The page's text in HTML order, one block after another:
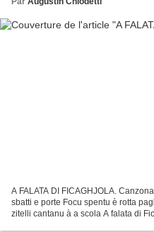
A FALATA DI FICAGHJOLA.
sbatti e porte Focu spentu è rotta
zitelli cantanu à a scola A falata di